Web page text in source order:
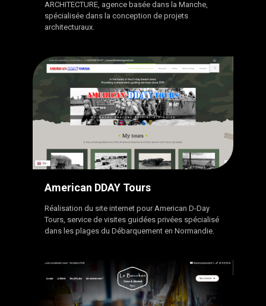
ARCHITECTURE, agence basée dans la Manche,
spécialisée dans la conception de projets
architecturaux.
American DDAY Tours
Réalisation du site internet pour American D-Day
Tours, service de visites guidées privées spécialisé
dans les plages du Débarquement en Normandie.